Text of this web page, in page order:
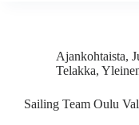
Ajankohtaista,
Telakka,
Sailing Team Oulu